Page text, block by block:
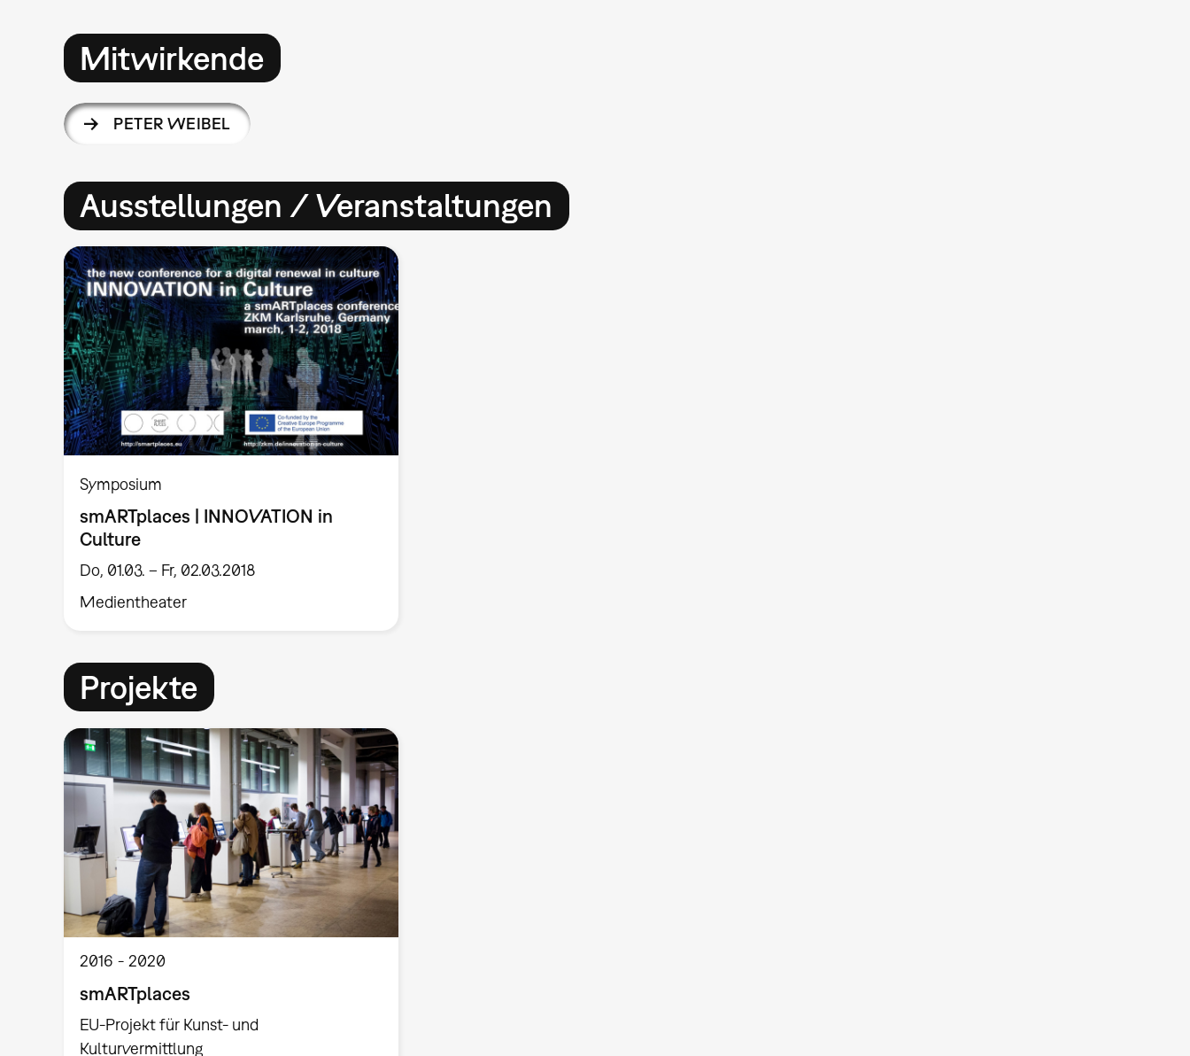
Mitwirkende
PETER WEIBEL
Ausstellungen / Veranstaltungen
Symposium
smARTplaces | INNOVATION in
Culture
Do, 01.03. – Fr, 02.03.2018
Medientheater
Projekte
2016 2020
smARTplaces
EU-Projekt für Kunst- und
Kulturvermittlung